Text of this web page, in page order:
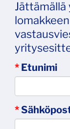
Jättämällä
* Etunimi
*